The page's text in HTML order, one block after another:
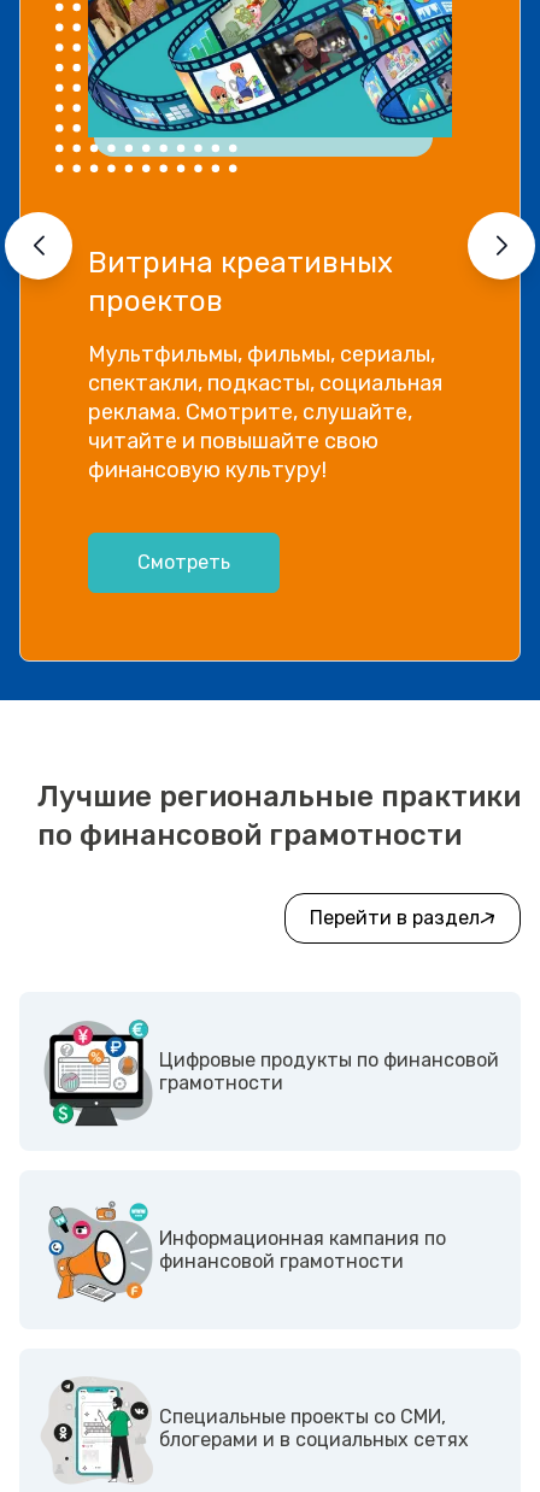
Витрина креативных
проектов
Мультфильмы, фильмы, сериалы,
спектакли, подкасты, социальная
реклама. Смотрите, слушайте,
читайте и повышайте свою
финансовую культуру!
Смотреть
Лучшие региональные практики
по финансовой грамотности
Перейти в раздел
Цифровые продукты по финансовой
грамотности
Информационная кампания по
финансовой грамотности
Cпециальные проекты со СМИ,
блогерами и в социальных сетях